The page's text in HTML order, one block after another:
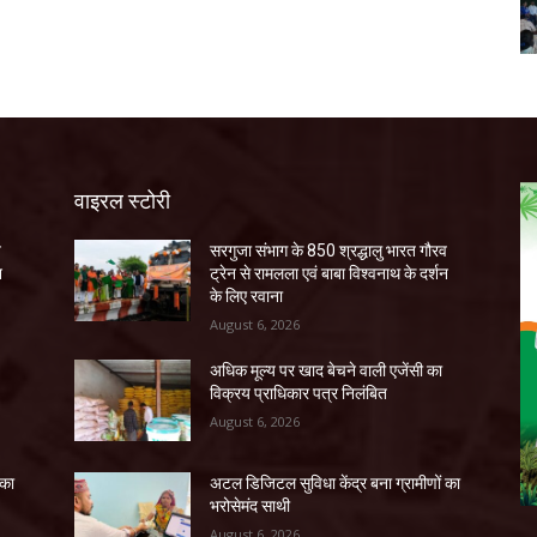
वाइरल स्टोरी
सरगुजा संभाग के 850 श्रद्धालु भारत गौरव
ट्रेन से रामलला एवं बाबा विश्वनाथ के दर्शन
के लिए रवाना
August 6, 2026
अधिक मूल्य पर खाद बेचने वाली एजेंसी का
विक्रय प्राधिकार पत्र निलंबित
August 6, 2026
अटल डिजिटल सुविधा केंद्र बना ग्रामीणों का
भरोसेमंद साथी